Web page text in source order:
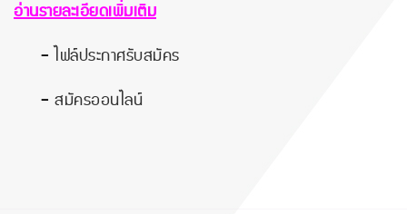
อ่านรายละเอียดเพิ่มเติม
-ไฟล์ประกาศรับสมัคร
- สมัครออนไลน์